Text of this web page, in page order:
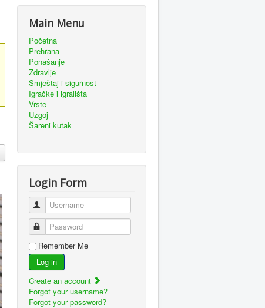
Main Menu
Početna
Prehrana
Ponašanje
Zdravlje
Smještaj i sigurnost
Igračke i igrališta
Vrste
Uzgoj
Šareni kutak
Login Form
Username
Password
Remember Me
Log in
Create an account
Forgot your username?
Forgot your password?